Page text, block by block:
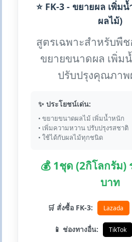
⭐ FK-3 - ขยายผล เพิ่ม
ผลไม้)
สูตรเฉพาะสำหรับพื
ขยายขนาดผล เพิ่ม
ปรับปรุงคุณภา
✨ ประโยชน์เด่น:
• ขยายขนาดผลไม้ เพิ่มน้ำหนัก
• เพิ่มความหวาน ปรับปรุงรสชาติ
• ใช้ได้กับผลไม้ทุกชนิด
💰 1ชุด (2กิโลกรัม)
บาท
🛒 สั่งซื้อ FK-3: Lazada
📱 ช่องทางอื่น: TikTok